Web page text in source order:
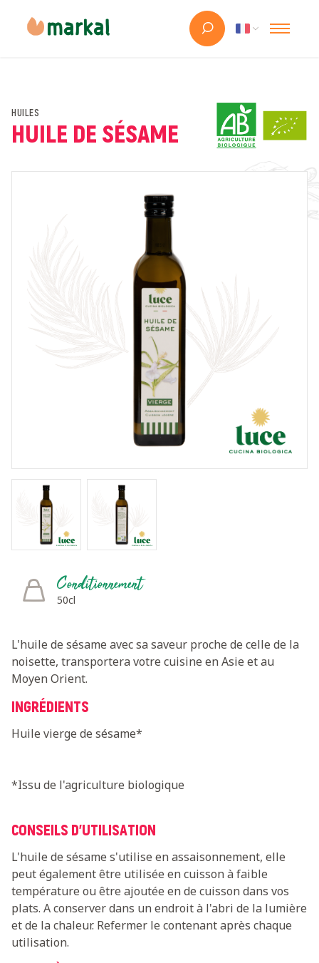
HUILES
HUILE DE SÉSAME
Conditionnement
50cl
L'huile de sésame avec sa saveur proche de celle de la
noisette, transportera votre cuisine en Asie et au
Moyen Orient.
INGRÉDIENTS
Huile vierge de sésame*
*Issu de l'agriculture biologique
CONSEILS D'UTILISATION
L'huile de sésame s'utilise en assaisonnement, elle
peut également être utilisée en cuisson à faible
température ou être ajoutée en de cuisson dans vos
plats. A conserver dans un endroit à l'abri de la lumière
et de la chaleur. Refermer le contenant après chaque
utilisation.